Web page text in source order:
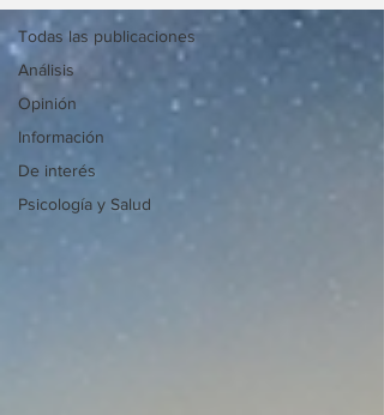
Todas las publicaciones
Análisis
Opinión
Información
De interés
Psicología y Salud